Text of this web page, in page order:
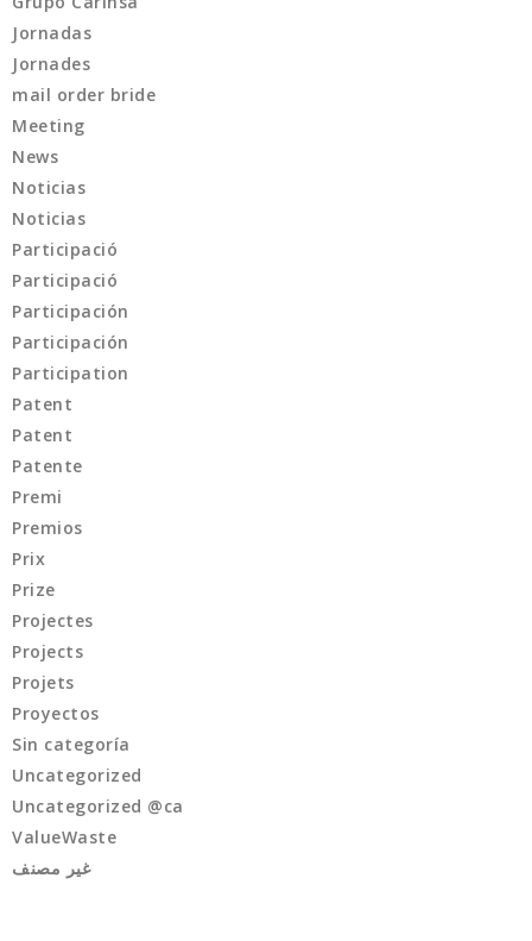
Jornadas
Jornades
mail order bride
Meeting
News
Noticias
Noticias
Participació
Participació
Participación
Participación
Participation
Patent
Patent
Patente
Premi
Premios
Prix
Prize
Projectes
Projects
Projets
Proyectos
Sin categoría
Uncategorized
Uncategorized @ca
ValueWaste
غير مصنف